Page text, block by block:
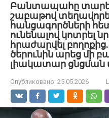
Բանտապահը
շաբաթով
հանցագործների հետ
ունենալով կոտրել
հրաժարվել
ծերունին արեց մի
լիակատար ցնցման
Опубликовано: 25.05.2026